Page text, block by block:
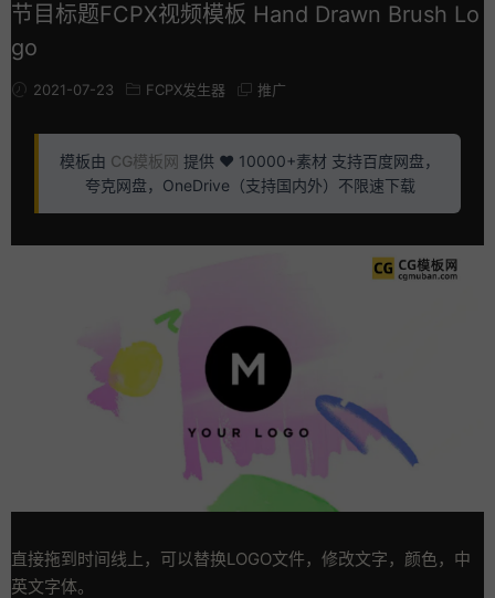
节目标题FCPX视频模板 Hand Drawn Brush Lo
go
2021-07-23 FCPX发生器 推广
模板由 CG模板网 提供 ❤️ 10000+素材 支持百度网盘，
夸克网盘，OneDrive（支持国内外）不限速下载
直接拖到时间线上，可以替换LOGO文件，修改文字，颜色，中
英文字体。